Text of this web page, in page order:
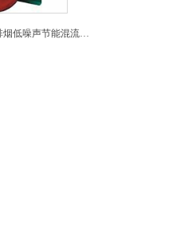
HTF(B)消防高温排烟低噪声节能混流式通风机(PYHL—14A)